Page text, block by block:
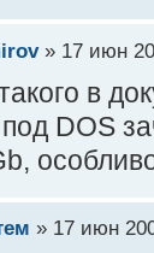
» 17 июн
в
под DOS
» 17 июн